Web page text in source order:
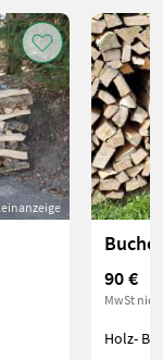
90 €
MwSt
Holz-